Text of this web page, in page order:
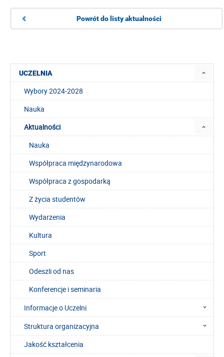
Powrót do listy aktualności
UCZELNIA
Wybory 2024-2028
Nauka
Aktualności
Nauka
Współpraca międzynarodowa
Współpraca z gospodarką
Z życia studentów
Wydarzenia
Kultura
Sport
Odeszli od nas
Konferencje i seminaria
Informacje o Uczelni
Struktura organizacyjna
Jakość kształcenia